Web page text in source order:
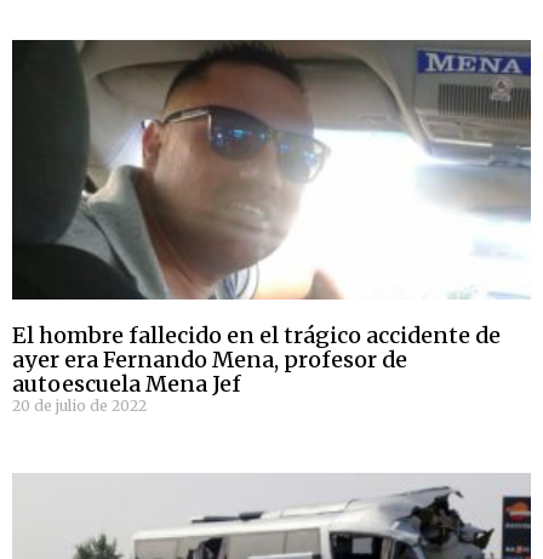
El hombre fallecido en el trágico accidente de
ayer era Fernando Mena, profesor de
autoescuela Mena Jef
20 de julio de 2022